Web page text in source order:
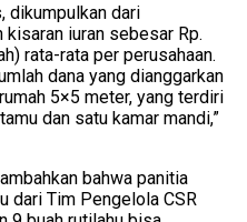
dikumpulkan dari
kisaran iuran sebesar Rp.
rata-rata per perusahaan.
dana yang dianggarkan
5×5 meter, yang terdiri
dan satu kamar mandi,”
bahwa panitia
dari Tim Pengelola CSR